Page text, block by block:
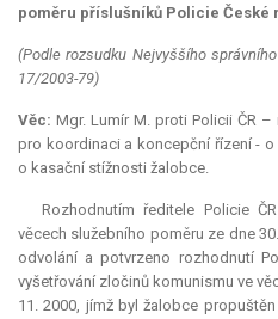
poměru příslušníků Policie České
(Podle rozsudku Nejvyššího
17/2003-79)
Věc: Mgr. Lumír M. proti Policii ČR
pro koordinaci a koncepční řízení -
o kasační stížnosti žalobce.
Rozhodnutím ředitele Policie
věcech služebního poměru ze dne
odvolání a potvrzeno rozhodnutí
vyšetřování zločinů komunismu ve
11. 2000, jímž byl žalobce